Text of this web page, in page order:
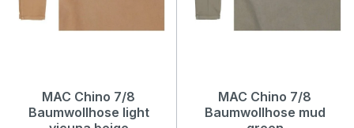
MAC Chino 7/8
Baumwollhose light
MAC Chino 7/8
Baumwollhose mud